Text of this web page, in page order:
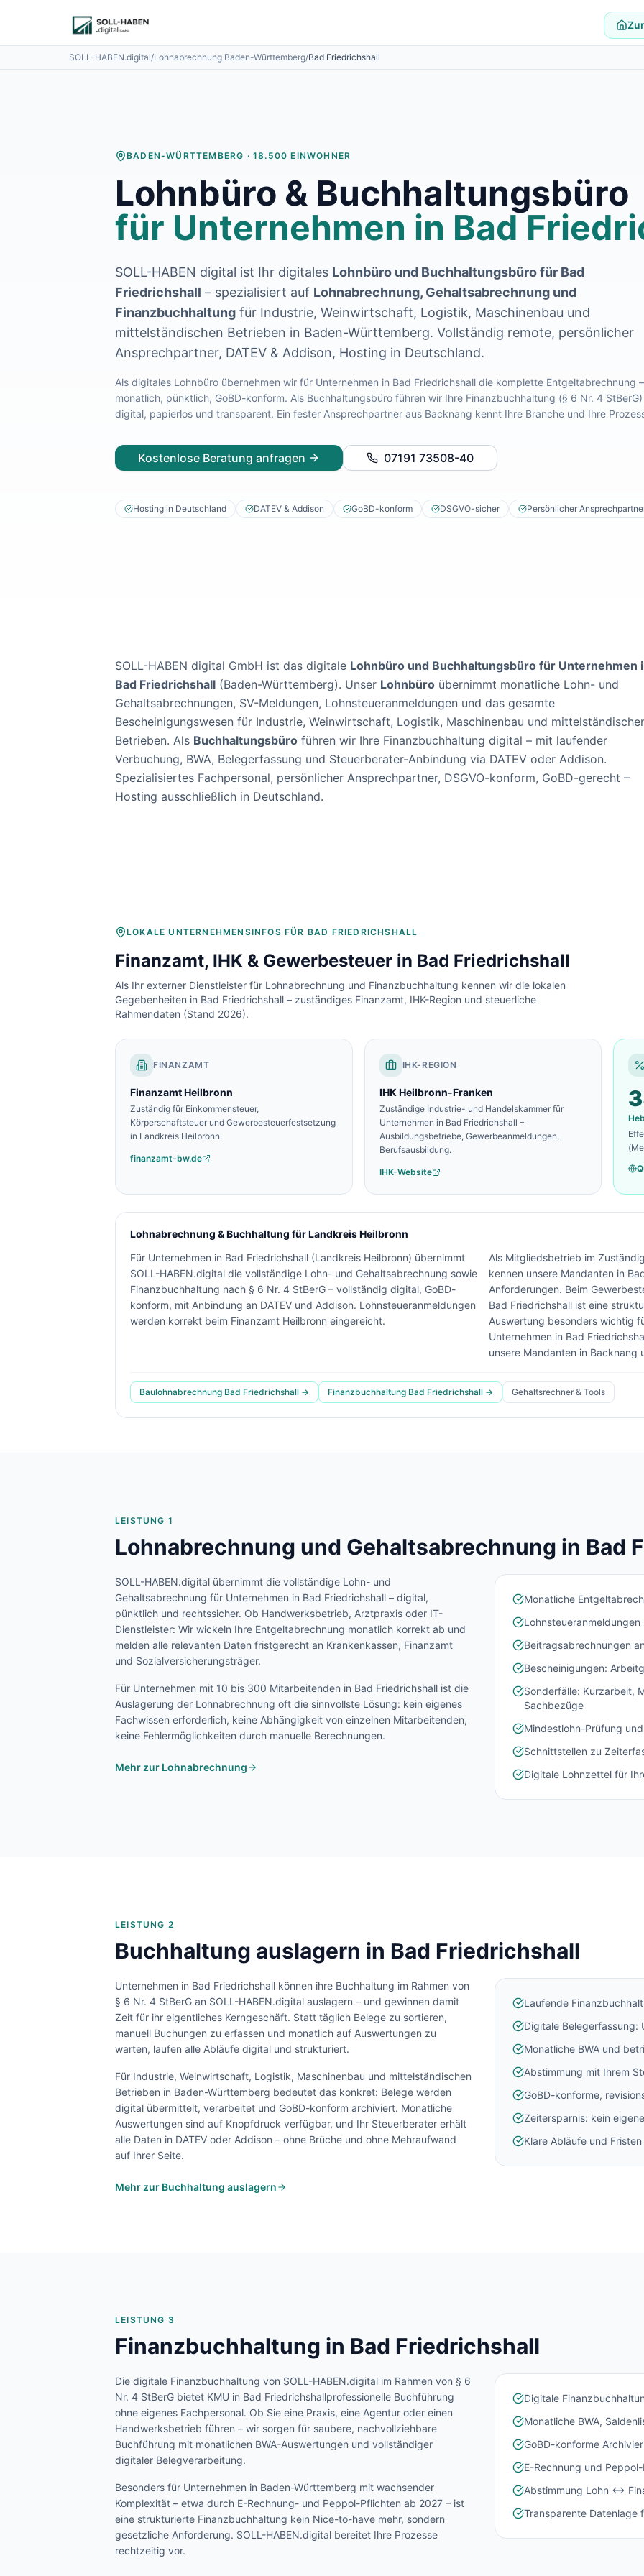
SOLL-HABEN.digital/Lohnabrechnung Baden-Württemberg/Bad Friedrichshall
BADEN-WÜRTTEMBERG ·18.500 EINWOHNER
Lohnbüro & Buchhaltungsbüro
für Unternehmen in Bad
SOLL-HABEN digital ist Ihr digitales Lohnbüro und Buchhaltungsbüro für Bad
Friedrichshall – spezialisiert auf Lohnabrechnung, Gehaltsabrechnung und
Finanzbuchhaltung für Industrie, Weinwirtschaft, Logistik, Maschinenbau und
mittelständischen Betrieben in Baden-Württemberg. Vollständig remote, persönlicher
Ansprechpartner, DATEV & Addison, Hosting in Deutschland.
Als digitales Lohnbüro übernehmen wir für Unternehmen in Bad Friedrichshall die komplette Entgeltabrechnung –
monatlich, pünktlich, GoBD-konform. Als Buchhaltungsbüro führen wir Ihre Finanzbuchhaltung (§ 6 Nr. 4 StBerG)
digital, papierlos und transparent. Ein fester Ansprechpartner aus Backnang kennt Ihre Branche und Ihre
Kostenlose Beratung anfragen 07191 73508-40
Hosting in Deutschland DATEV & Addison GoBD-konform DSGVO-sicher Persönlicher
SOLL-HABEN digital GmbH ist das digitale Lohnbüro und Buchhaltungsbüro für Unternehmen
Bad Friedrichshall (Baden-Württemberg). Unser Lohnbüro übernimmt monatliche Lohn- und
Gehaltsabrechnungen, SV-Meldungen, Lohnsteueranmeldungen und das gesamte
Bescheinigungswesen für Industrie, Weinwirtschaft, Logistik, Maschinenbau und
Betrieben. Als Buchhaltungsbüro führen wir Ihre Finanzbuchhaltung digital – mit laufender
Verbuchung, BWA, Belegerfassung und Steuerberater-Anbindung via DATEV oder Addison.
Spezialisiertes Fachpersonal, persönlicher Ansprechpartner, DSGVO-konform, GoBD-gerecht –
Hosting ausschließlich in Deutschland.
LOKALE UNTERNEHMENSINFOS FÜR BAD FRIEDRICHSHALL
Finanzamt, IHK & Gewerbesteuer in Bad Friedrichshall
Als Ihr externer Dienstleister für Lohnabrechnung und Finanzbuchhaltung kennen wir die lokalen
Gegebenheiten in Bad Friedrichshall – zuständiges Finanzamt, IHK-Region und steuerliche
Rahmendaten (Stand 2026).
FINANZAMT
FinanzamtHeilbronn
Zuständig für Einkommensteuer,
Körperschaftsteuer und Gewerbesteuerfestsetzung
in Landkreis Heilbronn.
finanzamt-bw.de
IHK-REGION
IHK Heilbronn-Franken
Zuständige Industrie- und Handelskammer für
Unternehmen in Bad Friedrichshall –
Ausbildungsbetriebe, Gewerbeanmeldungen,
Berufsausbildung.
IHK-Website
Lohnabrechnung & Buchhaltung fürLandkreis Heilbronn
Für Unternehmen in Bad Friedrichshall (Landkreis Heilbronn) übernimmt
SOLL-HABEN.digital die vollständige Lohn- und Gehaltsabrechnung sowie
Finanzbuchhaltung nach § 6 Nr. 4 StBerG – vollständig digital, GoBD-
konform, mit Anbindung an DATEV und Addison. Lohnsteueranmeldungen
werden korrekt beim Finanzamt Heilbronn eingereicht.
Als Mitgliedsbetrieb im
kennen unsere Mandanten in
Anforderungen. Beim
Bad Friedrichshall ist eine
Auswertung besonders wichtig
Unternehmen in Bad
unsere Mandanten in
Baulohnabrechnung Bad Friedrichshall → Finanzbuchhaltung Bad Friedrichshall → Gehaltsrechner & Tools
LEISTUNG 1
Lohnabrechnung und Gehaltsabrechnung in Bad
SOLL-HABEN.digital übernimmt die vollständige Lohn- und
Gehaltsabrechnung für Unternehmen in Bad Friedrichshall – digital,
pünktlich und rechtssicher. Ob Handwerksbetrieb, Arztpraxis oder IT-
Dienstleister: Wir wickeln Ihre Entgeltabrechnung monatlich korrekt ab und
melden alle relevanten Daten fristgerecht an Krankenkassen, Finanzamt
und Sozialversicherungsträger.
Für Unternehmen mit 10 bis 300 Mitarbeitenden in Bad Friedrichshall ist die
Auslagerung der Lohnabrechnung oft die sinnvollste Lösung: kein eigenes
Fachwissen erforderlich, keine Abhängigkeit von einzelnen Mitarbeitenden,
keine Fehlermöglichkeiten durch manuelle Berechnungen.
Mehr zur Lohnabrechnung
Monatliche
Lohnsteueranmeldungen
Beitragsabrechnungen
Bescheinigungen:
Sonderfälle: Kurzarbeit,
Sachbezüge
Mindestlohn-Prüfung
Schnittstellen zu
Digitale Lohnzettel für
LEISTUNG 2
Buchhaltung auslagern in Bad Friedrichshall
Unternehmen in Bad Friedrichshall können ihre Buchhaltung im Rahmen von
§ 6 Nr. 4 StBerG an SOLL-HABEN.digital auslagern – und gewinnen damit
Zeit für ihr eigentliches Kerngeschäft. Statt täglich Belege zu sortieren,
manuell Buchungen zu erfassen und monatlich auf Auswertungen zu
warten, laufen alle Abläufe digital und strukturiert.
Für Industrie, Weinwirtschaft, Logistik, Maschinenbau und mittelständischen
Betrieben in Baden-Württemberg bedeutet das konkret: Belege werden
digital übermittelt, verarbeitet und GoBD-konform archiviert. Monatliche
Auswertungen sind auf Knopfdruck verfügbar, und Ihr Steuerberater erhält
alle Daten in DATEV oder Addison – ohne Brüche und ohne Mehraufwand
auf Ihrer Seite.
Mehr zur Buchhaltung auslagern
Laufende
Digitale Belegerfassung:
Monatliche BWA und
Abstimmung mit Ihrem
GoBD-konforme,
Zeitersparnis: kein
Klare Abläufe und
LEISTUNG 3
Finanzbuchhaltung in Bad Friedrichshall
Die digitale Finanzbuchhaltung von SOLL-HABEN.digital im Rahmen von § 6
Nr. 4 StBerG bietet KMU in Bad Friedrichshallprofessionelle Buchführung
ohne eigenes Fachpersonal. Ob Sie eine Praxis, eine Agentur oder einen
Handwerksbetrieb führen – wir sorgen für saubere, nachvollziehbare
Buchführung mit monatlichen BWA-Auswertungen und vollständiger
digitaler Belegverarbeitung.
Besonders für Unternehmen in Baden-Württemberg mit wachsender
Komplexität – etwa durch E-Rechnung- und Peppol-Pflichten ab 2027 – ist
eine strukturierte Finanzbuchhaltung kein Nice-to-have mehr, sondern
gesetzliche Anforderung. SOLL-HABEN.digital bereitet Ihre Prozesse
rechtzeitig vor.
Digitale
Monatliche BWA,
GoBD-konforme
E-Rechnung und
Abstimmung Lohn ↔
Transparente Datenlage
Finanzbuchhaltung auslagern
E-Rechnung und Peppol
Digitale Personalakte 2027
Lohnabrechnung Backnang
Lohnabrechnung Schorndorf
Lohnabrechnung Stuttgart
Lohnabrechnung Heilbronn
Lohnabrechnung Karlsruhe
Lohnabrechnung Freiburg
Lohnabrechnung Mannheim
Lohnabrechnung Ulm
Lohnabrechnung Reutlingen
Lohnabrechnung Tübingen
Lohnabrechnung Konstanz
Lohnabrechnung Ludwigsburg
Finanzbuchhaltung Backnang
Baulohnabrechnung Stuttgart
Baulohnabrechnung Heilbronn
Baulohnabrechnung Karlsruhe